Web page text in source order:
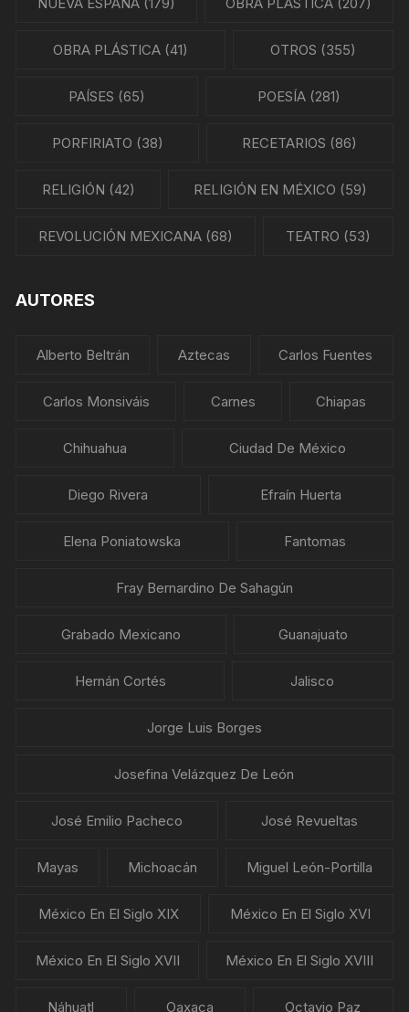
OBRA PLÁSTICA (41) OTROS (355)
PAÍSES (65) POESÍA (281)
PORFIRIATO (38) RECETARIOS (86)
RELIGIÓN (42) RELIGIÓN EN MÉXICO (59)
REVOLUCIÓN MEXICANA (68) TEATRO (53)
AUTORES
Alberto Beltrán Aztecas Carlos Fuentes
Carlos Monsiváis Carnes Chiapas
Chihuahua Ciudad De México
Diego Rivera Efraín Huerta
Elena Poniatowska Fantomas
Fray Bernardino De Sahagún
Grabado Mexicano Guanajuato
Hernán Cortés Jalisco
Jorge Luis Borges
Josefina Velázquez De León
José Emilio Pacheco José Revueltas
Mayas Michoacán Miguel León-Portilla
México En El Siglo XIX México En El Siglo XVI
México En El Siglo XVII México En El Siglo XVIII
Náhuatl Oaxaca Octavio Paz